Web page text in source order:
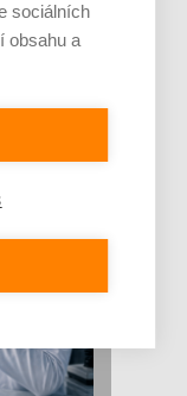
a ve
Přesto
sociálních
obsahu a